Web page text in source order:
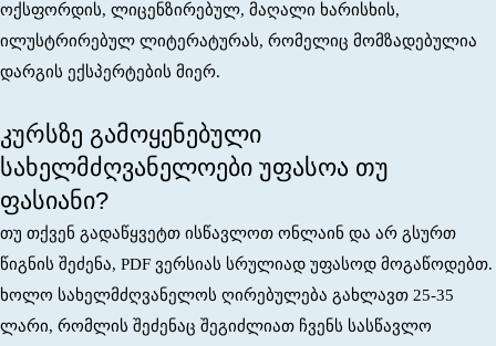
ოქსფორდის, ლიცენზირებულ, მაღალი ხარისხის,
ილუსტრირებულ ლიტერატურას, რომელიც მომზადებულია
დარგის ექსპერტების მიერ.
კურსზე გამოყენებული
სახელმძღვანელოები უფასოა თუ
ფასიანი?
თუ თქვენ გადაწყვეტთ ისწავლოთ ონლაინ და არ გსურთ
წიგნის შეძენა, PDF ვერსიას სრულიად უფასოდ მოგაწოდებთ.
ხოლო სახელმძღვანელოს ღირებულება გახლავთ 25-35
ლარი, რომლის შეძენაც შეგიძლიათ ჩვენს სასწავლო